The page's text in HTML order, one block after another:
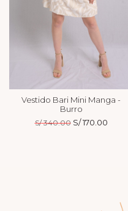
Vestido Bari Mini Manga -
Burro
S/340.00 El
S/170.00